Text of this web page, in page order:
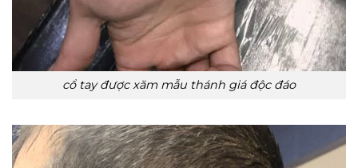
cổ tay được xăm mẫu thánh giá độc đáo